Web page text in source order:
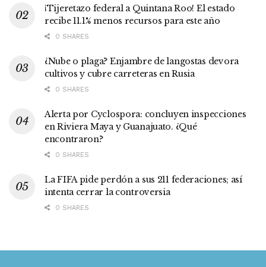
¡Tijeretazo federal a Quintana Roo! El estado
recibe 11.1% menos recursos para este año
0 SHARES
¿Nube o plaga? Enjambre de langostas devora
cultivos y cubre carreteras en Rusia
0 SHARES
Alerta por Cyclospora: concluyen inspecciones
en Riviera Maya y Guanajuato. ¿Qué
encontraron?
0 SHARES
La FIFA pide perdón a sus 211 federaciones; así
intenta cerrar la controversia
0 SHARES